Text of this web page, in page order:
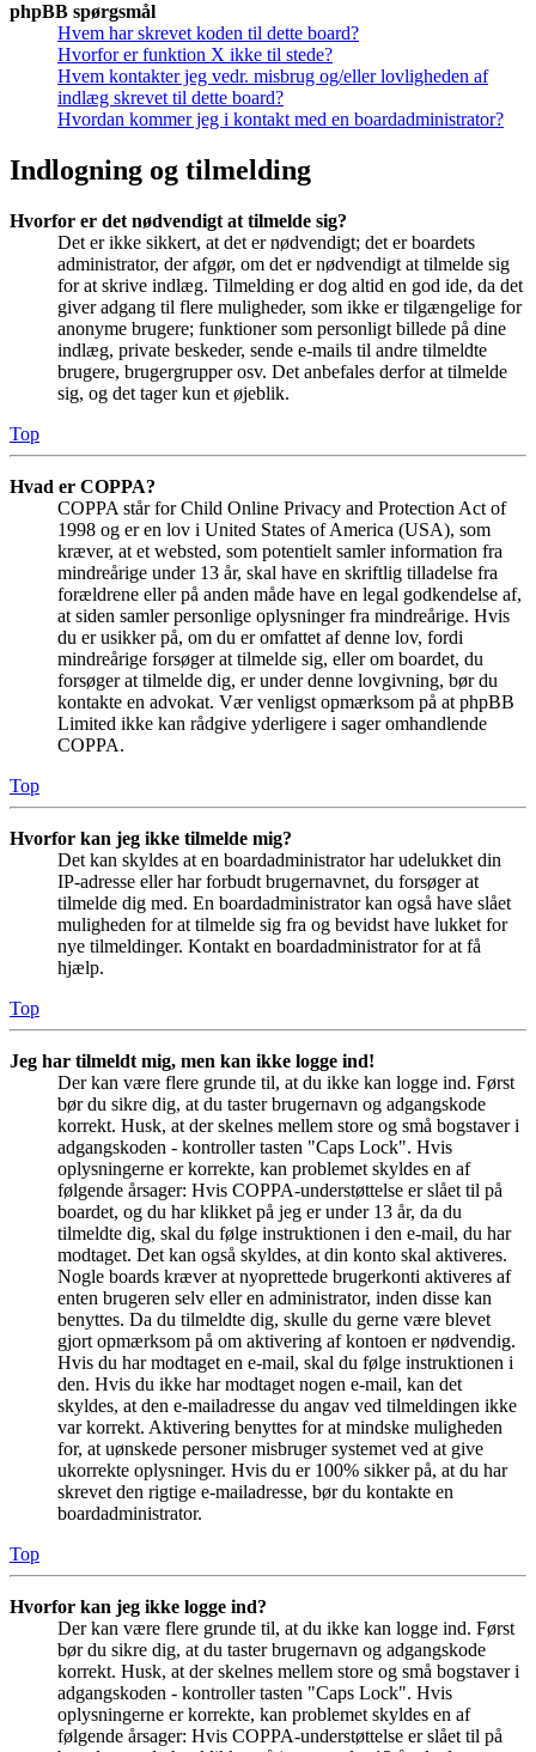
phpBB spørgsmål
Hvem har skrevet koden til dette board?
Hvorfor er funktion X ikke til stede?
Hvem kontakter jeg vedr. misbrug og/eller lovligheden af
indlæg skrevet til dette board?
Hvordan kommer jeg i kontakt med en boardadministrator?
Indlogning og tilmelding
Hvorfor er det nødvendigt at tilmelde sig?
Det er ikke sikkert, at det er nødvendigt; det er boardets
administrator, der afgør, om det er nødvendigt at tilmelde sig
for at skrive indlæg. Tilmelding er dog altid en god ide, da det
giver adgang til flere muligheder, som ikke er tilgængelige for
anonyme brugere; funktioner som personligt billede på dine
indlæg, private beskeder, sende e-mails til andre tilmeldte
brugere, brugergrupper osv. Det anbefales derfor at tilmelde
sig, og det tager kun et øjeblik.
Top
Hvad er COPPA?
COPPA står for Child Online Privacy and Protection Act of
1998 og er en lov i United States of America (USA), som
kræver, at et websted, som potentielt samler information fra
mindreårige under 13 år, skal have en skriftlig tilladelse fra
forældrene eller på anden måde have en legal godkendelse af,
at siden samler personlige oplysninger fra mindreårige. Hvis
du er usikker på, om du er omfattet af denne lov, fordi
mindreårige forsøger at tilmelde sig, eller om boardet, du
forsøger at tilmelde dig, er under denne lovgivning, bør du
kontakte en advokat. Vær venligst opmærksom på at phpBB
Limited ikke kan rådgive yderligere i sager omhandlende
COPPA.
Top
Hvorfor kan jeg ikke tilmelde mig?
Det kan skyldes at en boardadministrator har udelukket din
IP-adresse eller har forbudt brugernavnet, du forsøger at
tilmelde dig med. En boardadministrator kan også have slået
muligheden for at tilmelde sig fra og bevidst have lukket for
nye tilmeldinger. Kontakt en boardadministrator for at få
hjælp.
Top
Jeg har tilmeldt mig, men kan ikke logge ind!
Der kan være flere grunde til, at du ikke kan logge ind. Først
bør du sikre dig, at du taster brugernavn og adgangskode
korrekt. Husk, at der skelnes mellem store og små bogstaver i
adgangskoden - kontroller tasten "Caps Lock". Hvis
oplysningerne er korrekte, kan problemet skyldes en af
følgende årsager: Hvis COPPA-understøttelse er slået til på
boardet, og du har klikket på jeg er under 13 år, da du
tilmeldte dig, skal du følge instruktionen i den e-mail, du har
modtaget. Det kan også skyldes, at din konto skal aktiveres.
Nogle boards kræver at nyoprettede brugerkonti aktiveres af
enten brugeren selv eller en administrator, inden disse kan
benyttes. Da du tilmeldte dig, skulle du gerne være blevet
gjort opmærksom på om aktivering af kontoen er nødvendig.
Hvis du har modtaget en e-mail, skal du følge instruktionen i
den. Hvis du ikke har modtaget nogen e-mail, kan det
skyldes, at den e-mailadresse du angav ved tilmeldingen ikke
var korrekt. Aktivering benyttes for at mindske muligheden
for, at uønskede personer misbruger systemet ved at give
ukorrekte oplysninger. Hvis du er 100% sikker på, at du har
skrevet den rigtige e-mailadresse, bør du kontakte en
boardadministrator.
Top
Hvorfor kan jeg ikke logge ind?
Der kan være flere grunde til, at du ikke kan logge ind. Først
bør du sikre dig, at du taster brugernavn og adgangskode
korrekt. Husk, at der skelnes mellem store og små bogstaver i
adgangskoden - kontroller tasten "Caps Lock". Hvis
oplysningerne er korrekte, kan problemet skyldes en af
følgende årsager: Hvis COPPA-understøttelse er slået til på